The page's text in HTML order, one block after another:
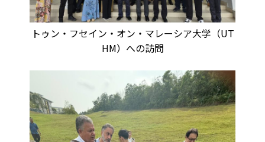
トゥン・フセイン・オン・マレーシア大学（UT
HM）への訪問